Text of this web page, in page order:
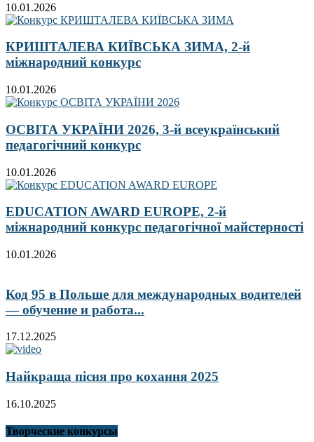
10.01.2026
КРИШТАЛЕВА КИЇВСЬКА ЗИМА, 2-й
міжнародний конкурс
10.01.2026
ОСВІТА УКРАЇНИ 2026, 3-й всеукраїнський
педагогічний конкурс
10.01.2026
EDUCATION AWARD EUROPE, 2-й
міжнародний конкурс педагогічної майстерності
10.01.2026
Код 95 в Польше для международных водителей
— обучение и работа...
17.12.2025
Найкраща пісня про кохання 2025
16.10.2025
Творческие конкурсы